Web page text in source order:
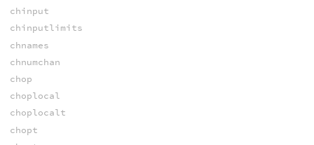
chinput
chinputlimits
chnames
chnumchan
chop
choplocal
choplocalt
chopt